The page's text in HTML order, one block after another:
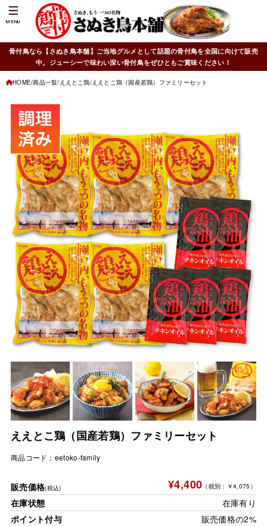
MENU
骨付鳥なら【さぬき鳥本舗】ご当地グルメとして話題の骨付鳥を全国に向けて販売
中。ジューシーで味わい深い骨付鳥をぜひともご賞味ください！
HOME 商品一覧 ええとこ鶏 ええとこ鶏（国産若鶏）ファミリーセット
ええとこ鶏（国産若鶏）ファミリーセット
商品コード： eetoko-family
販売価格(税込) ¥4,400 （税別：￥4,075）
在庫状態
在庫有り
ポイント付与
販売価格の2%